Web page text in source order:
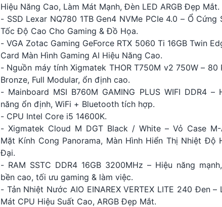
Hiệu Năng Cao, Làm Mát Mạnh, Đèn LED ARGB Đẹp Mắt.
- SSD Lexar NQ780 1TB Gen4 NVMe PCIe 4.0 – Ổ Cứng
Tốc Độ Cao Cho Gaming & Đồ Họa.
- VGA Zotac Gaming GeForce RTX 5060 Ti 16GB Twin
Card Màn Hình Gaming AI Hiệu Năng Cao.
- Nguồn máy tính Xigmatek THOR T750M v2 750W – 80
Bronze, Full Modular, ổn định cao.
- Mainboard MSI B760M GAMING PLUS WIFI DDR4 –
năng ổn định, WiFi + Bluetooth tích hợp.
- CPU Intel Core i5 14600K.
- Xigmatek Cloud M DGT Black / White – Vỏ Case M-
Mặt Kính Cong Panorama, Màn Hình Hiển Thị Nhiệt Độ
Đại.
- RAM SSTC DDR4 16GB 3200MHz – Hiệu năng
bền cao, tối ưu gaming & làm việc.
- Tản Nhiệt Nước AIO EINAREX VERTEX LITE 240 Đen –
Mát CPU Hiệu Suất Cao, ARGB Đẹp Mắt.